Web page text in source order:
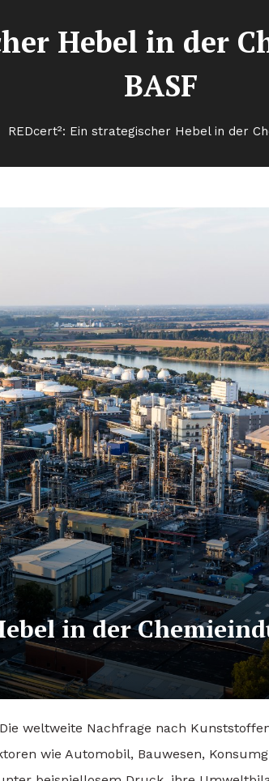
Hebel in der
BASF
REDcert²: Ein strategischer Hebel in der
in der
weltweite Nachfrage nach
wie Automobil, Bauwesen,